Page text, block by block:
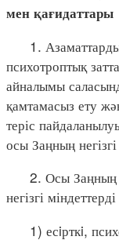
мен қағидаттары
1. Азаматтардың
психотроптық
айналымы
қамтамасыз ету
теріс
осы Заңның
2. Осы Заңның
негізгі
1) есiрткi,